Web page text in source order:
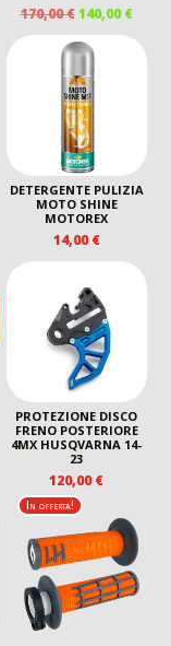
170,00€ IL
PREZZO
ORIGINALE
170,00 €.
140,00€IL
€.
DETERGENTE PULIZIA
MOTO SHINE
MOTOREX
14,00€
PROTEZIONE DISCO
FRENO POSTERIORE
4MX HUSQVARNA 14-
23
120,00€
In offerta!